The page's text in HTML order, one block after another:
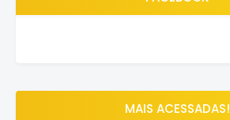
MAIS ACESSADAS!